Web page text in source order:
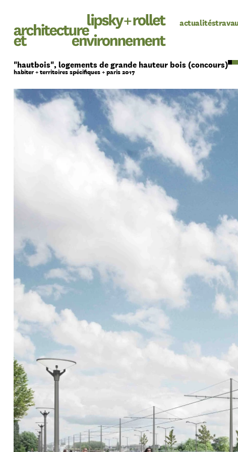
actualités
"hautbois", logements de grande hauteur bois (concours)
habiter + territoires spécifiques + paris 2017